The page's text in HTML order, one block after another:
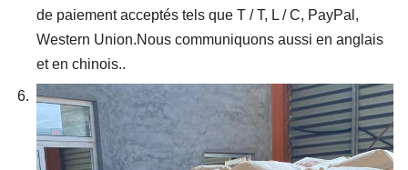
de paiement acceptés tels que T / T, L / C, PayPal,
Western Union.Nous communiquons aussi en anglais
et en chinois..